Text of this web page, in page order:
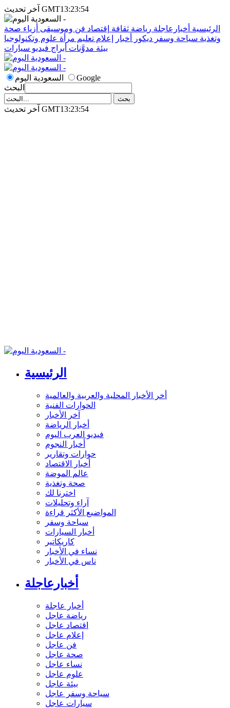
آخر تحديث GMT13:23:54
الرئيسية أخبارعاجلة رياضة ثقافة إقتصاد فن وموسيقى أزياء صحة
وتغذية سياحة وسفر ديكور أخبار إعلام تعليم مرأة علوم وتكنولوجيا
بيئة مدوَّنات أبراج فيديو سيارات
السعودية اليوم
Google
البحث
آخر تحديث GMT13:23:54
الرئيسية
أخر الأخبار المحلية والعربية والعالمية
الحوارات الفنية
آخر الأخبار
أخبار الرياضة
فيديو العرب اليوم
أخبار النجوم
حوارات وتقارير
أخبار الاقتصاد
عالم الموضة
صحة وتغذية
اخترنا لك
آراء وتحليلات
المواضيع الأكثر قراءة
سياحة وسفر
أخبار السيارات
كاريكاتير
نساء في الأخبار
ناس في الأخبار
أخبارعاجلة
أخبار عاجلة
رياضة عاجل
اقتصاد عاجل
إعلام عاجل
فن عاجل
صحة عاجل
نساء عاجل
علوم عاجل
بيئة عاجل
سياحة وسفر عاجل
سيارات عاجل